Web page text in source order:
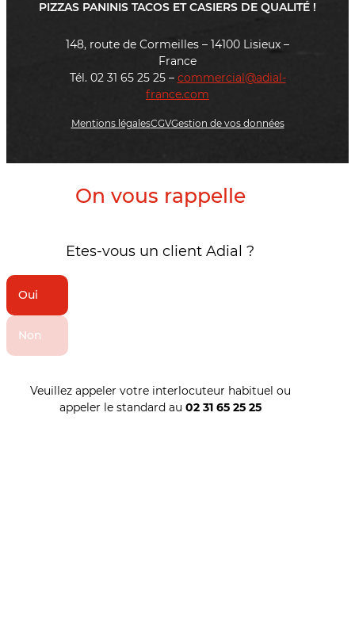
PIZZAS PANINIS TACOS ET CASIERS DE QUALITÉ !
148, route de Cormeilles – 14100 Lisieux –
France
Tél. 02 31 65 25 25 – commercial@adial-
france.com
Mentions légalesCGVGestion de vos données
On vous rappelle
Etes-vous un client Adial ?
Oui
Non
Veuillez appeler votre interlocuteur habituel ou
appeler le standard au 02 31 65 25 25